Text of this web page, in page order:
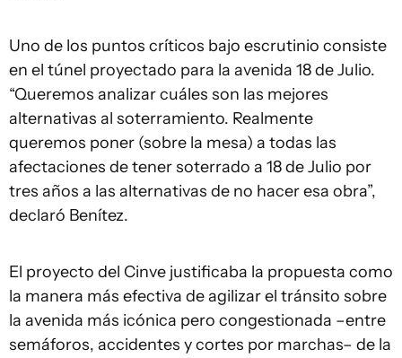
Uno de los puntos críticos bajo escrutinio consiste
en el túnel proyectado para la avenida 18 de Julio.
“Queremos analizar cuáles son las mejores
alternativas al soterramiento. Realmente
queremos poner (sobre la mesa) a todas las
afectaciones de tener soterrado a 18 de Julio por
tres años a las alternativas de no hacer esa obra”,
declaró Benítez.
El proyecto del Cinve justificaba la propuesta como
la manera más efectiva de agilizar el tránsito sobre
la avenida más icónica pero congestionada –entre
semáforos, accidentes y cortes por marchas– de la